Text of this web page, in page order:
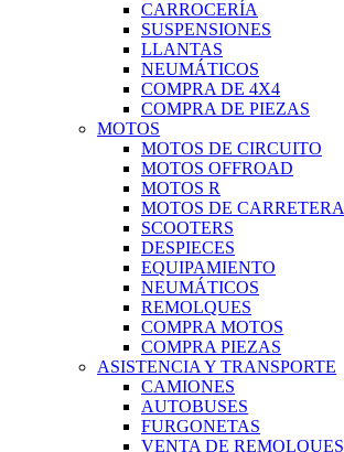
CARROCERÍA
SUSPENSIONES
LLANTAS
NEUMÁTICOS
COMPRA DE 4X4
COMPRA DE PIEZAS
MOTOS
MOTOS DE CIRCUITO
MOTOS OFFROAD
MOTOS R
MOTOS DE CARRETERA
SCOOTERS
DESPIECES
EQUIPAMIENTO
NEUMÁTICOS
REMOLQUES
COMPRA MOTOS
COMPRA PIEZAS
ASISTENCIA Y TRANSPORTE
CAMIONES
AUTOBUSES
FURGONETAS
VENTA DE REMOLQUES